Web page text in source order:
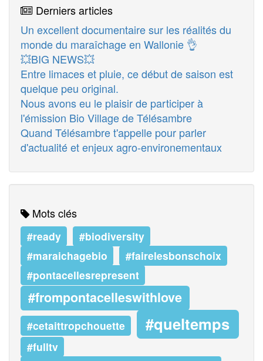
Derniers articles
Un excellent documentaire sur les réalités du
monde du maraîchage en Wallonie 👌
💥BIG NEWS💥
Entre limaces et pluie, ce début de saison est
quelque peu original.
Nous avons eu le plaisir de participer à
l'émission Bio Village de Télésambre
Quand Télésambre t'appelle pour parler
d'actualité et enjeux agro-environementaux
Mots clés
#ready
#biodiversity
#maraichagebio
#fairelesbonschoix
#pontacellesrepresent
#frompontacelleswithlove
#cetaittropchouette #queltemps
#fulltv